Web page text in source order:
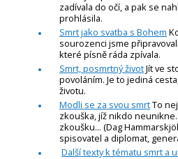
zadívala do očí, a pak se
prohlásila.
Smrt jako svatba s Bohem
sourozenci jsme
které písně ráda zpívala.
Smrt, posmrtný životJít ve
povoláním. Je to jediná
životu.
Modli se za svou smrtTo
zkouška, jíž nikdo
zkoušku... (Dag
spisovatel a diplomat,
Další texty k tématu smrt a